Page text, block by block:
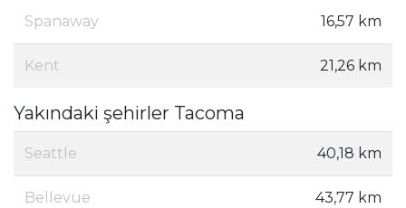
Spanaway 16,57 km
Kent 21,26 km
Yakındaki şehirler Tacoma
Seattle 40,18 km
Bellevue 43,77 km